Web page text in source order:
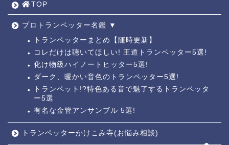
TOP
プロトランペッター名鑑 ▼
トランペッターまとめ【随時更新】
コレだけは聴いてほしい! 王道トランペッター5選!
化け物級ハイノートヒッター5選!
ダーク、暖かい音色のトランペッター5選!
トランペット!?特色ある音で魅了するトランペッタ
ー5選
有名な金管アンサンブル 5選!
トランペッターかけこみ寺(お悩み相談)
トランペッター名鑑 ┫
トランペットの練習法 ┫
お悩み相談回答┛